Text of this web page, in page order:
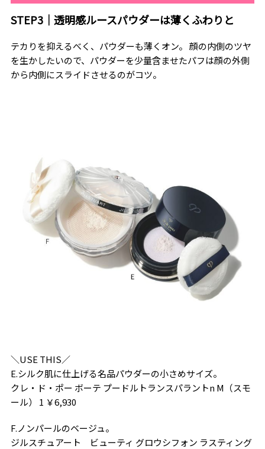
STEP3｜透明感ルースパウダーは薄くふわりと
テカりを抑えるべく、パウダーも薄くオン。 顔の内側のツヤ
を生かしたいので、パウダーを少量含ませたパフは顔の外側
から内側にスライドさせるのがコツ。
＼USE THIS／
E.シルク肌に仕上げる名品パウダーの小さめサイズ。
クレ・ド・ポー ボーテ プードルトランスパラントn M（スモ
ール） 1 ￥6,930
F.ノンパールのベージュ。
ジルスチュアート ビューティ グロウシフォン ラスティング